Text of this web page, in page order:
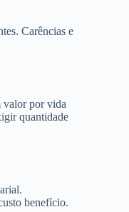
Carências e
valor por vida
quantidade
benefício.